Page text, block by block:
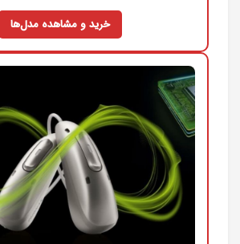
خرید و مشاهده مدل‌ها